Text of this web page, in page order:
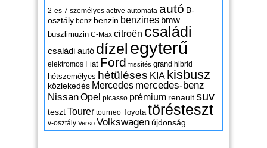
2-es 7 személyes active automata autó B-
osztály benz benzin benzines bmw
buszlimuzin C-Max citroën családi
családi autó dízel egyterű
elektromos Fiat Ford frissítés grand hibrid
hétszemélyes hétüléses KIA kisbusz
közlekedés Mercedes mercedes-benz
NissanOpel picasso prémium renaultsuv
tesztTourer tourneo Toyota törésteszt
v-osztály Verso Volkswagen újdonság